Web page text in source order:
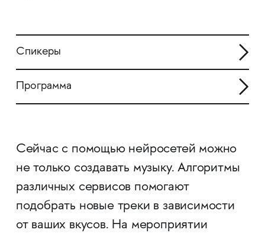
Спикеры
Программа
Сейчас с помощью нейросетей можно
не только создавать музыку. Алгоритмы
различных сервисов помогают
подобрать новые треки в зависимости
от ваших вкусов. На мероприятии